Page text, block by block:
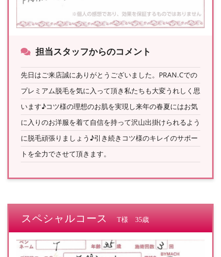
担当スタッフからのコメント
先日はご来店誠にありがとうございました。PRAN.Cでの
プレミアム脱毛を気に入って頂き私たちも大変うれしく思
います♪コツ様の理想のお肌を実現し来年の春夏にはお気
に入りのお洋服を着て自信を持って沢山出掛けられるよう
に脱毛頑張りましょう♪引き続きコツ様のキレイのサポー
トを全力でさせて頂きます。
スペシャルコース T様 35歳